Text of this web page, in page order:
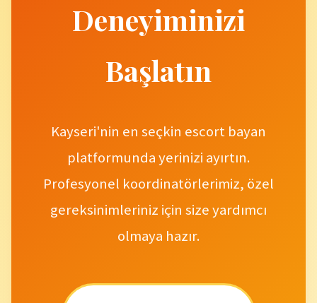
Deneyiminizi
Başlatın
Kayseri'nin en seçkin escort bayan
platformunda yerinizi ayırtın.
Profesyonel koordinatörlerimiz, özel
gereksinimleriniz için size yardımcı
olmaya hazır.